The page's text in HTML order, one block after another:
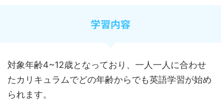
学習内容
対象年齢4~12歳となっており、一人一人に合わせ
たカリキュラムでどの年齢からでも英語学習が始め
られます。